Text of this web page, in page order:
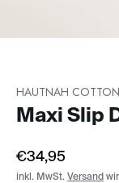
HAUTNAH
Maxi Slip
€34,95
inkl. MwSt. Versand